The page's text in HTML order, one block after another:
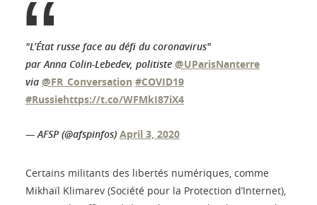
"L’État russe face au défi du coronavirus"
par Anna Colin-Lebedev, politiste @UParisNanterre
via @FR_Conversation #COVID19
#Russiehttps://t.co/WFMkI87iX4
— AFSP (@afspinfos) April 3, 2020
Certains militants des libertés numériques, comme
Mikhaïl Klimarev (Société pour la Protection d’Internet),